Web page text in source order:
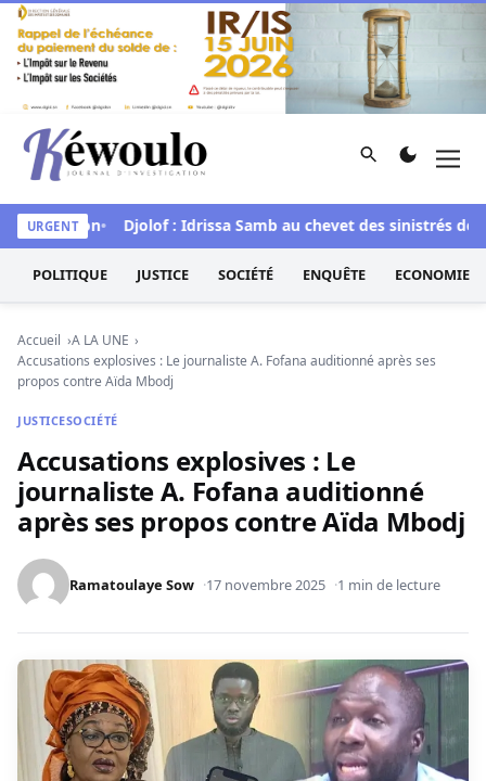
Aller au contenu
Kéwoulo, le premier site d'information et d'investigation
Rechercher
URGENT
situation Djolof : Idrissa Samb au chevet des sinistrés de
POLITIQUE JUSTICE SOCIÉTÉ ENQUÊTE ECONOMIE
Accueil
A LA UNE
Accusations explosives : Le journaliste A. Fofana auditionné après ses
propos contre Aïda Mbodj
JUSTICESOCIÉTÉ
Accusations explosives : Le
journaliste A. Fofana auditionné
après ses propos contre Aïda Mbodj
Ramatoulaye Sow 17 novembre 2025 1 min de lecture